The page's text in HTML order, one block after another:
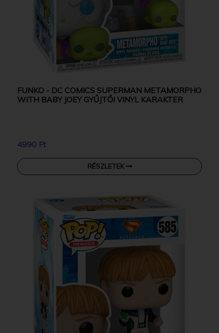
FUNKO - DC COMICS SUPERMAN METAMORPHO
WITH BABY JOEY GYŰJTŐI VINYL KARAKTER
4990 Ft
RÉSZLETEK